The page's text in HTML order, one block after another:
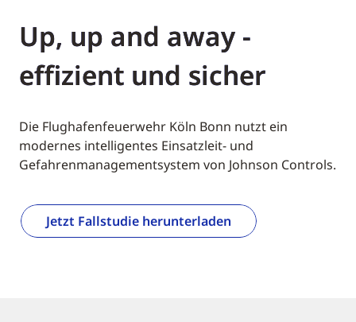
Up, up and away -
effizient und sicher
Die Flughafenfeuerwehr Köln Bonn nutzt ein
modernes intelligentes Einsatzleit- und
Gefahrenmanagementsystem von Johnson Controls.
Jetzt Fallstudie herunterladen